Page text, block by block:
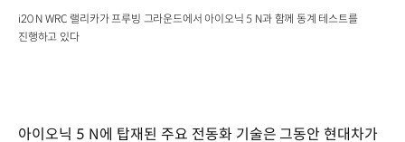
i20 N WRC 랠리카가 프루빙 그라운드에서 아이오닉 5 N과 함께 동계 테스트를
진행하고 있다
아이오닉 5 N에 탑재된 주요 전동화 기술은 그동안 현대차가